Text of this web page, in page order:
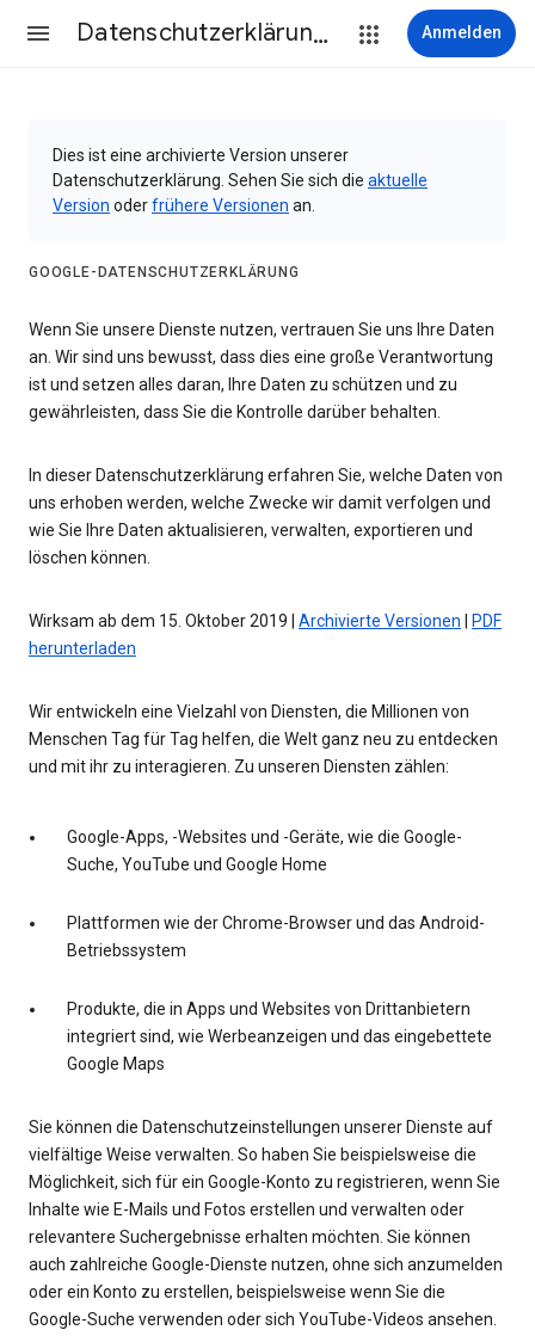
Datenschutzerklärung & Nutzungsbedingungen Anmelden
Dies ist eine archivierte Version unserer
Datenschutzerklärung. Sehen Sie sich die aktuelle
Version oderfrühere Versionen an.
GOOGLE-DATENSCHUTZERKLÄRUNG
Wenn Sie unsere Dienste nutzen, vertrauen Sie uns Ihre Daten
an. Wir sind uns bewusst, dass dies eine große Verantwortung
ist und setzen alles daran, Ihre Daten zu schützen und zu
gewährleisten, dass Sie die Kontrolle darüber behalten.
In dieser Datenschutzerklärung erfahren Sie, welche Daten von
uns erhoben werden, welche Zwecke wir damit verfolgen und
wie Sie Ihre Daten aktualisieren, verwalten, exportieren und
löschen können.
Wirksam ab dem 15. Oktober 2019 | Archivierte Versionen
PDF
herunterladen
Wir entwickeln eine Vielzahl von Diensten, die Millionen von
Menschen Tag für Tag helfen, die Welt ganz neu zu entdecken
und mit ihr zu interagieren. Zu unseren Diensten zählen:
Google-Apps, -Websites und -Geräte, wie die Google-
Suche, YouTube und Google Home
Plattformen wie der Chrome-Browser und das Android-
Betriebssystem
Produkte, die in Apps und Websites von Drittanbietern
integriert sind, wie Werbeanzeigen und das eingebettete
Google Maps
Sie können die Datenschutzeinstellungen unserer Dienste auf
vielfältige Weise verwalten. So haben Sie beispielsweise die
Möglichkeit, sich für ein Google-Konto zu registrieren, wenn Sie
Inhalte wie E-Mails und Fotos erstellen und verwalten oder
relevantere Suchergebnisse erhalten möchten. Sie können
auch zahlreiche Google-Dienste nutzen, ohne sich anzumelden
oder ein Konto zu erstellen, beispielsweise wenn Sie die
Google-Suche verwenden oder sich YouTube-Videos ansehen.